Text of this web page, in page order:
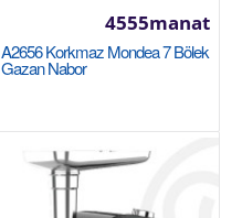
A2656 Korkmaz Mondea 7 Bölek
Gazan Nabor
4555manat